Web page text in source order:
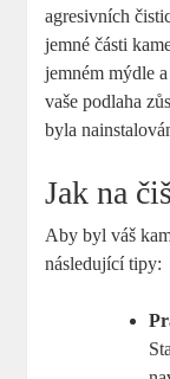
agresivních
jemné části
jemném mýdle
vaše podlaha
byla
Jak na
Aby byl váš
následující tipy: